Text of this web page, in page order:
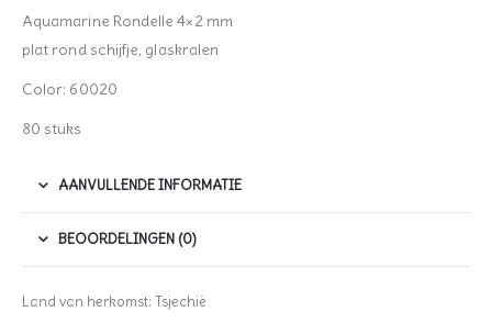
Aquamarine Rondelle 4×2 mm
plat rond schijfje, glaskralen
Color: 60020
80 stuks
AANVULLENDE INFORMATIE
BEOORDELINGEN (0)
Land van herkomst: Tsjechië